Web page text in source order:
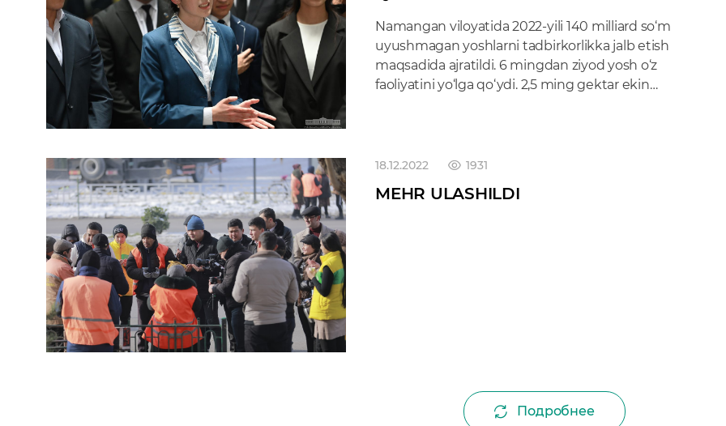
Namangan viloyatida 2022-yili 140 milliard so‘m
uyushmagan yoshlarni tadbirkorlikka jalb etish
maqsadida ajratildi. 6 mingdan ziyod yosh o‘z
faoliyatini yo‘lga qo‘ydi. 2,5 ming gektar ekin
18.12.2022 1931
MEHR ULASHILDI
Подробнее